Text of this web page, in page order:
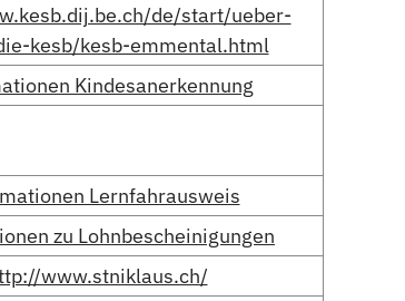
de/start/ueber-
kesb/kesb-emmental.html
Kindesanerkennung
Lernfahrausweis
zu Lohnbescheinigungen
www.stniklaus.ch/